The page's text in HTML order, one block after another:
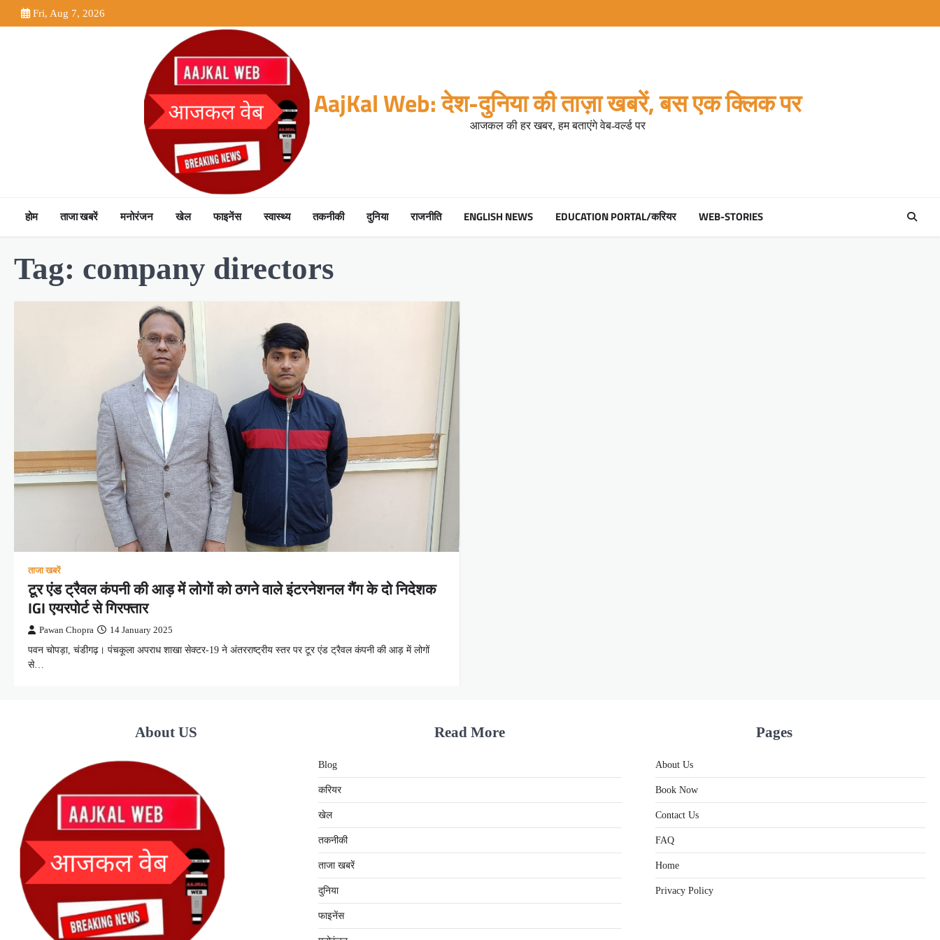
to
Fri, Aug 7, 2026
AajKal Web: देश-दुनिया की ताज़ा खबरें, बस एक क्लिक पर
आजकल की हर खबर, हम बताएंगे वेब-वर्ल्ड पर
होम ताजा खबरें मनोरंजन खेल फाइनेंस स्वास्थ्य तकनीकी दुनिया राजनीति ENGLISH NEWS EDUCATION PORTAL/करियर WEB-STORIES
Tag: company directors
ताजा खबरें
टूर एंड ट्रैवल कंपनी की आड़ में लोगों को ठगने वाले इंटरनेशनल गैंग के दो निदेशक
IGI एयरपोर्ट से गिरफ्तार
Pawan Chopra 14 January 2025
पवन चोपड़ा, चंडीगढ़। पंचकूला अपराध शाखा सेक्टर-19 ने अंतरराष्ट्रीय स्तर पर टूर एंड ट्रैवल कंपनी की आड़ में लोगों
से…
About US Read More
Blog
करियर
खेल
तकनीकी
ताजा खबरें
दुनिया
फाइनेंस
Pages
About Us
Book Now
Contact Us
FAQ
Home
Privacy Policy